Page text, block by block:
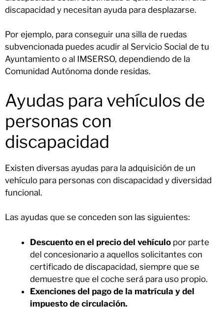
discapacidad y necesitan ayuda para desplazarse.
Por ejemplo, para conseguir una silla de ruedas
subvencionada puedes acudir al Servicio Social de tu
Ayuntamiento o al IMSERSO, dependiendo de la
Comunidad Autónoma donde residas.
Ayudas para vehículos de
personas con
discapacidad
Existen diversas ayudas para la adquisición de un
vehículo para personas con discapacidad y diversidad
funcional.
Las ayudas que se conceden son las siguientes:
Descuento en el precio del vehículo por parte
del concesionario a aquellos solicitantes con
certificado de discapacidad, siempre que se
demuestre que el coche será para uso propio.
Exenciones del pago de la matrícula y del
impuesto de circulación.